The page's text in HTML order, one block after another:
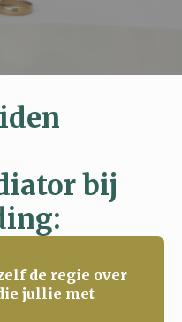
bij
de regie over
jullie met